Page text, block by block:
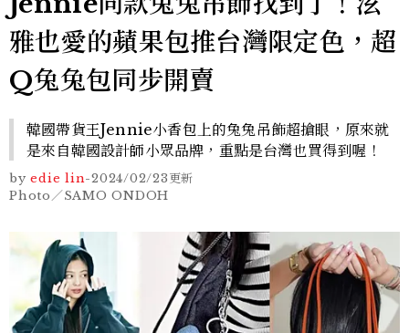
雅也愛的蘋果包推台灣限定色，超
Q兔兔包同步開賣
韓國帶貨王Jennie小香包上的兔兔吊飾超搶眼，原來就
是來自韓國設計師小眾品牌，重點是台灣也買得到喔！
by edie lin-2024/02/23更新
Photo／SAMO ONDOH